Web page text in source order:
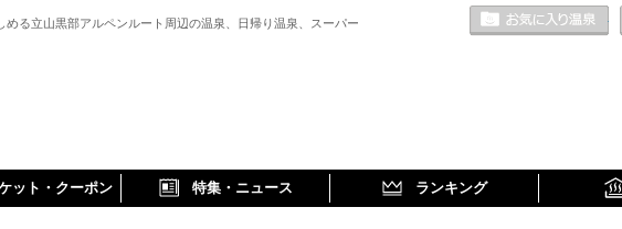
める立山黒部アルペンルート周辺の温泉、日帰り温泉、スーパー
ット・クーポン 特集・ニュース ランキング